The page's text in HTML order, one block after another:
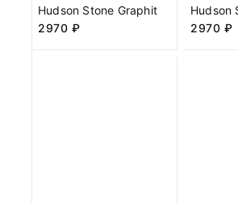
Hudson Stone Graphit
2970 ₽
Hudson
2970 ₽